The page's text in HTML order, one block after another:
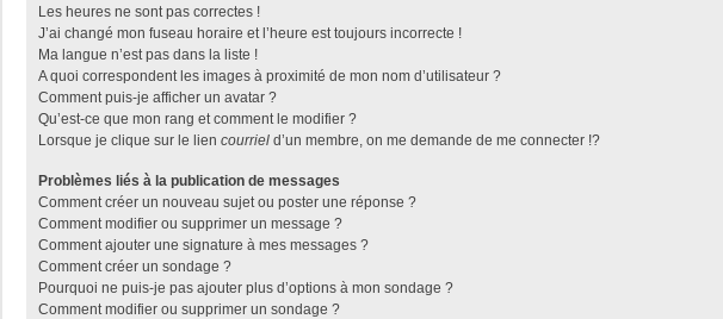
Les heures ne sont pas correctes !
J’ai changé mon fuseau horaire et l’heure est toujours incorrecte !
Ma langue n’est pas dans la liste !
A quoi correspondent les images à proximité de mon nom d’utilisateur ?
Comment puis-je afficher un avatar ?
Qu’est-ce que mon rang et comment le modifier ?
Lorsque je clique sur le lien courriel d’un membre, on me demande de me connecter !?
Problèmes liés à la publication de messages
Comment créer un nouveau sujet ou poster une réponse ?
Comment modifier ou supprimer un message ?
Comment ajouter une signature à mes messages ?
Comment créer un sondage ?
Pourquoi ne puis-je pas ajouter plus d’options à mon sondage ?
Comment modifier ou supprimer un sondage ?